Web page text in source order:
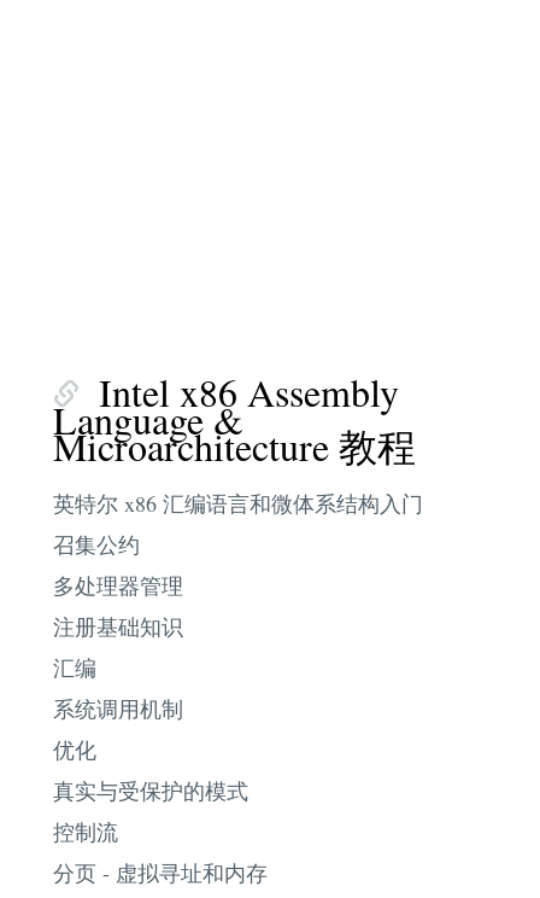
Intel x86 Assembly
Language &
Microarchitecture 教程
英特尔 x86 汇编语言和微体系结构入门
召集公约
多处理器管理
注册基础知识
汇编
系统调用机制
优化
真实与受保护的模式
控制流
分页 - 虚拟寻址和内存